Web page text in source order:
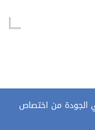
الجودة من اختصاص